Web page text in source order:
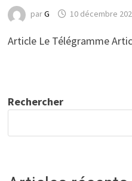
parG 10 décembre
Article Le Télégramme
Rechercher